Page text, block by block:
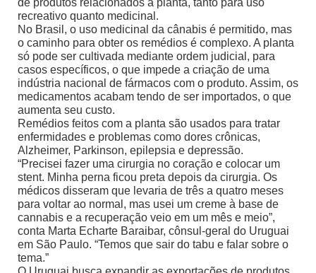
recreativo quanto medicinal.
No Brasil, o uso medicinal da cânabis é permitido, mas
o caminho para obter os remédios é complexo. A planta
só pode ser cultivada mediante ordem judicial, para
casos específicos, o que impede a criação de uma
indústria nacional de fármacos com o produto. Assim, os
medicamentos acabam tendo de ser importados, o que
aumenta seu custo.
Remédios feitos com a planta são usados para tratar
enfermidades e problemas como dores crônicas,
Alzheimer, Parkinson, epilepsia e depressão.
“Precisei fazer uma cirurgia no coração e colocar um
stent. Minha perna ficou preta depois da cirurgia. Os
médicos disseram que levaria de três a quatro meses
para voltar ao normal, mas usei um creme à base de
cannabis e a recuperação veio em um mês e meio”,
conta Marta Echarte Baraibar, cônsul-geral do Uruguai
em São Paulo. “Temos que sair do tabu e falar sobre o
tema.”